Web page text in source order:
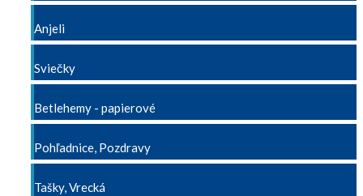
Anjeli
Sviečky
Betlehemy - papierové
Pohľadnice, Pozdravy
Tašky, Vrecká